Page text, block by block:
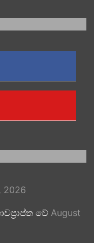
2026
වේ August